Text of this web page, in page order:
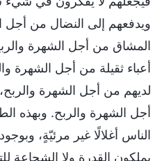
ويدفعهم إلى النضال من أجل
المشاق من أجل الشهرة
أعباء ثقيلة من أجل الشهرة
لديهم من أجل الشهرة
أجل الشهرة والربح. وبهذه
الناس أغلالًا غير مرئيّةٍ،
يملكون القدرة ولا الشجاعة